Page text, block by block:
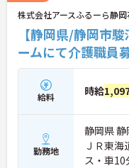
株式会社アースふるーら静岡
【静岡県/静岡市
ームにて介護職員
給料 時給
勤務地
静岡県
ＪＲ東
ス・車10